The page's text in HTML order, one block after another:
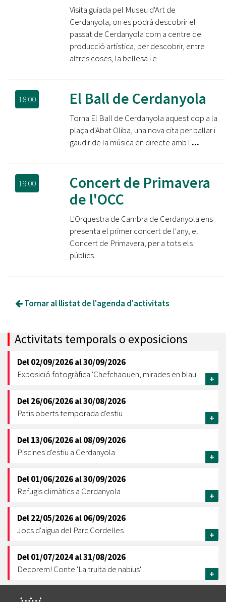
Visita guiada pel Museu d'Art de
Cerdanyola, on es podrà descobrir el
passat de Cerdanyola com a centre de
producció artística, per descobrir, entre
altres coses, la bellesa i e
18:00 El Ball de Cerdanyola
Torna El Ball de Cerdanyola aquest cop a la
plaça d'Abat Oliba, una nova cita per ballar i
gaudir de la música en directe amb l'...
19:00
Concert de Primavera
de l'OCC
L'Orquestra de Cambra de Cerdanyola ens
presenta el primer concert de l'any, el
Concert de Primavera, per a tots els
públics.
Tornar al llistat de l'agenda d'activitats
Activitats temporals o exposicions
Del02/09/2026al30/09/2026
Exposició fotogràfica 'Chefchaouen, mirades en blau'
+
Del26/06/2026al30/08/2026
Patis oberts temporada d'estiu
+
Del13/06/2026al08/09/2026
Piscines d'estiu a Cerdanyola
+
Del01/06/2026al30/09/2026
Refugis climàtics a Cerdanyola
+
Del22/05/2026al06/09/2026
Jocs d'aigua del Parc Cordelles
+
Del01/07/2024al31/08/2026
Decorem! Conte 'La truita de nabius'
+